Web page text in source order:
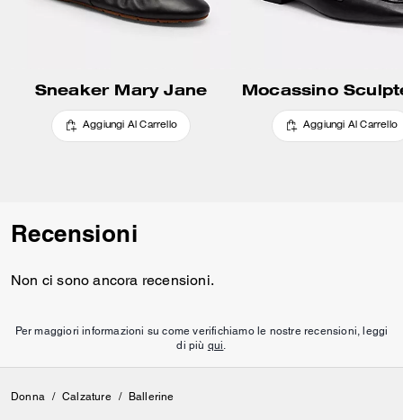
Sneaker Mary Jane
Aggiungi Al Carrello
Mocassino
Aggiungi Al Carrello
Recensioni
Non ci sono ancora recensioni.
Per maggiori informazioni su come verifichiamo le nostre recensioni, leggi
di più qui.
Donna / Calzature / Ballerine